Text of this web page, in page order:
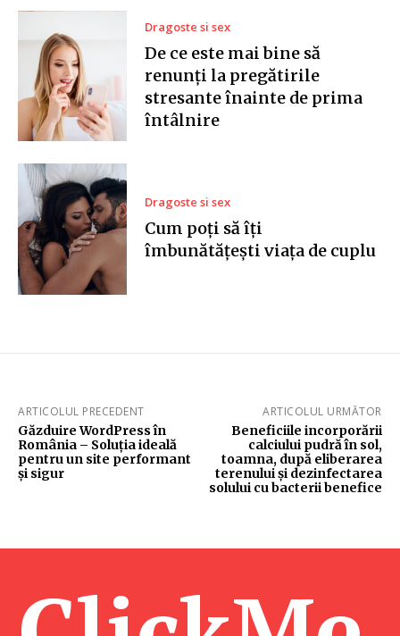
Dragoste si sex
De ce este mai bine să
renunți la pregătirile
stresante înainte de prima
întâlnire
Dragoste si sex
Cum poți să îți
îmbunătățești viața de cuplu
ARTICOLUL PRECEDENT
Găzduire WordPress în
România – Soluția ideală
pentru un site performant
și sigur
ARTICOLUL URMĂTOR
Beneficiile incorporării
calciului pudră în sol,
toamna, după eliberarea
terenului și dezinfectarea
solului cu bacterii benefice